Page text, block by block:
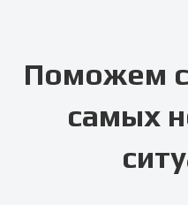
Поможем с
самых